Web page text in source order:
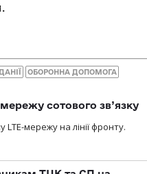
ОБОРОННА ДОПОМОГА
сотового зв’язку
мережу на лінії фронту.